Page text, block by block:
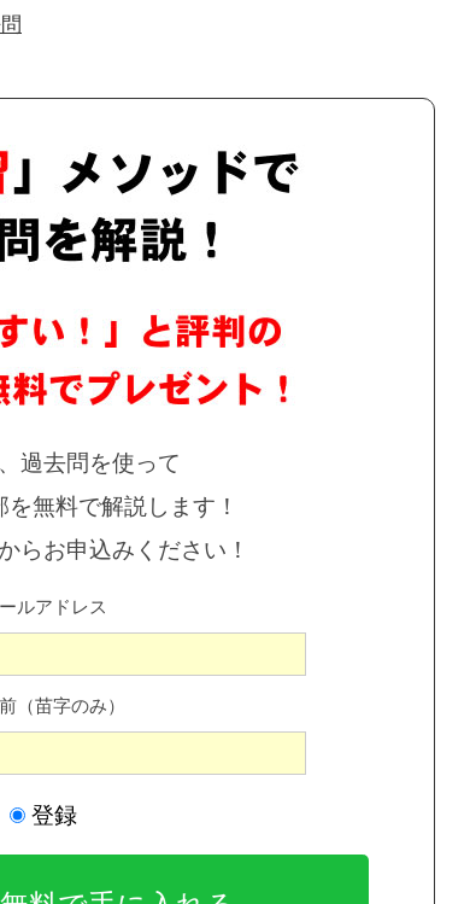
過去問を使って
無料で解説します！
らお申込みください！
ルアドレス
（苗字のみ）
登録